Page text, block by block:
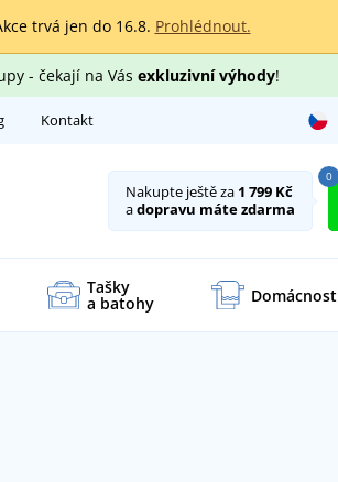
trvá jen do 16.8. Prohlédnout.
- čekají na Vás exkluzivní výhody!
Kontakt
Nakupte ještě za 1 799 Kč
adopravu máte zdarma
0
Tašky
a batohy Domácnost